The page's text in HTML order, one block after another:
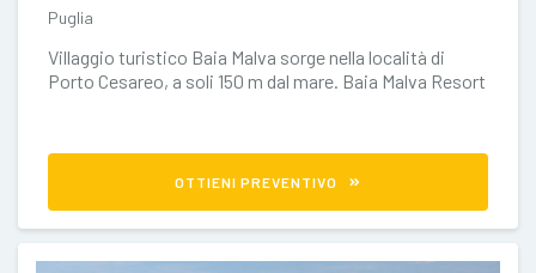
Puglia
Villaggio turistico Baia Malva sorge nella località di
Porto Cesareo, a soli 150 m dal mare. Baia Malva Resort
OTTIENI PREVENTIVO